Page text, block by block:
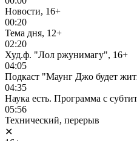
Новости, 16+
00:20
Тема дня, 12+
02:20
Худ.ф. "Лол ржунимагу", 16+
04:05
Подкаст "Маунг Джо будет
04:35
Наука есть. Программа с
05:56
Технический, перерыв
✕